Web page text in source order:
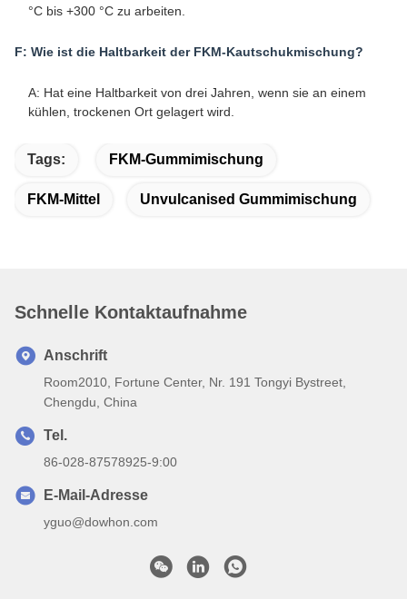
°C bis +300 °C zu arbeiten.
F: Wie ist die Haltbarkeit der FKM-Kautschukmischung?
A: Hat eine Haltbarkeit von drei Jahren, wenn sie an einem
kühlen, trockenen Ort gelagert wird.
Tags: FKM-Gummimischung
FKM-Mittel Unvulcanised Gummimischung
Schnelle Kontaktaufnahme
Anschrift
Room2010, Fortune Center, Nr. 191 Tongyi Bystreet,
Chengdu, China
Tel.
86-028-87578925-9:00
E-Mail-Adresse
yguo@dowhon.com